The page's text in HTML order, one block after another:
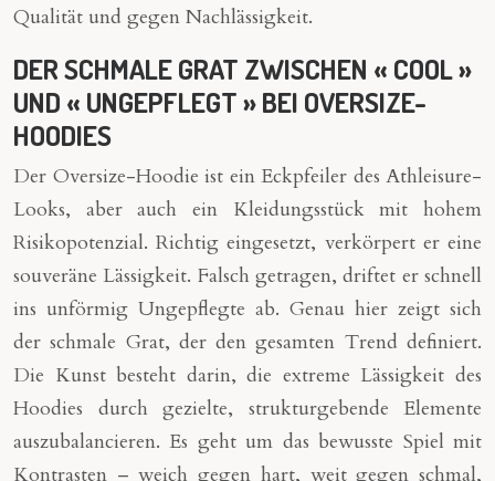
Qualität und gegen Nachlässigkeit.
DER SCHMALE GRAT ZWISCHEN « COOL »
UND « UNGEPFLEGT » BEI OVERSIZE-
HOODIES
Der Oversize-Hoodie ist ein Eckpfeiler des Athleisure-
Looks, aber auch ein Kleidungsstück mit hohem
Risikopotenzial. Richtig eingesetzt, verkörpert er eine
souveräne Lässigkeit. Falsch getragen, driftet er schnell
ins unförmig Ungepflegte ab. Genau hier zeigt sich
der schmale Grat, der den gesamten Trend definiert.
Die Kunst besteht darin, die extreme Lässigkeit des
Hoodies durch gezielte, strukturgebende Elemente
auszubalancieren. Es geht um das bewusste Spiel mit
Kontrasten – weich gegen hart, weit gegen schmal,